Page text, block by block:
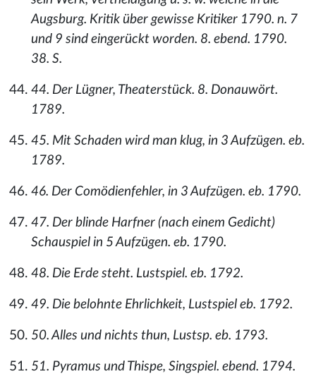
Augsburg. Kritik über gewisse Kritiker 1790. n. 7
und 9 sind eingerückt worden. 8. ebend. 1790.
38. S.
44. Der Lügner, Theaterstück. 8. Donauwört.
1789.
45. Mit Schaden wird man klug, in 3 Aufzügen. eb.
1789.
46. Der Comödienfehler, in 3 Aufzügen. eb. 1790.
47. Der blinde Harfner (nach einem Gedicht)
Schauspiel in 5 Aufzügen. eb. 1790.
48. Die Erde steht. Lustspiel. eb. 1792.
49. Die belohnte Ehrlichkeit, Lustspiel eb. 1792.
50. Alles und nichts thun, Lustsp. eb. 1793.
51. Pyramus und Thispe, Singspiel. ebend. 1794.